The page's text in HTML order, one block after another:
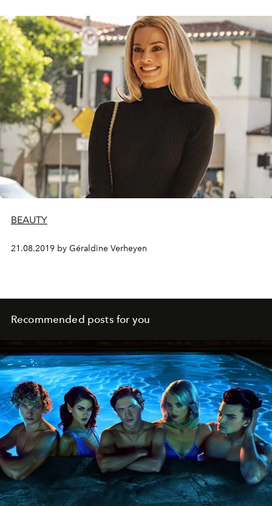
BEAUTY
21.08.2019 by Géraldine Verheyen
Recommended posts for you